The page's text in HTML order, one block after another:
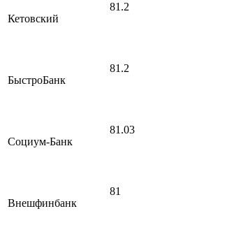
Кетовский
81.2
БыстроБанк
81.2
Социум-Банк
81.03
Внешфинбанк
81